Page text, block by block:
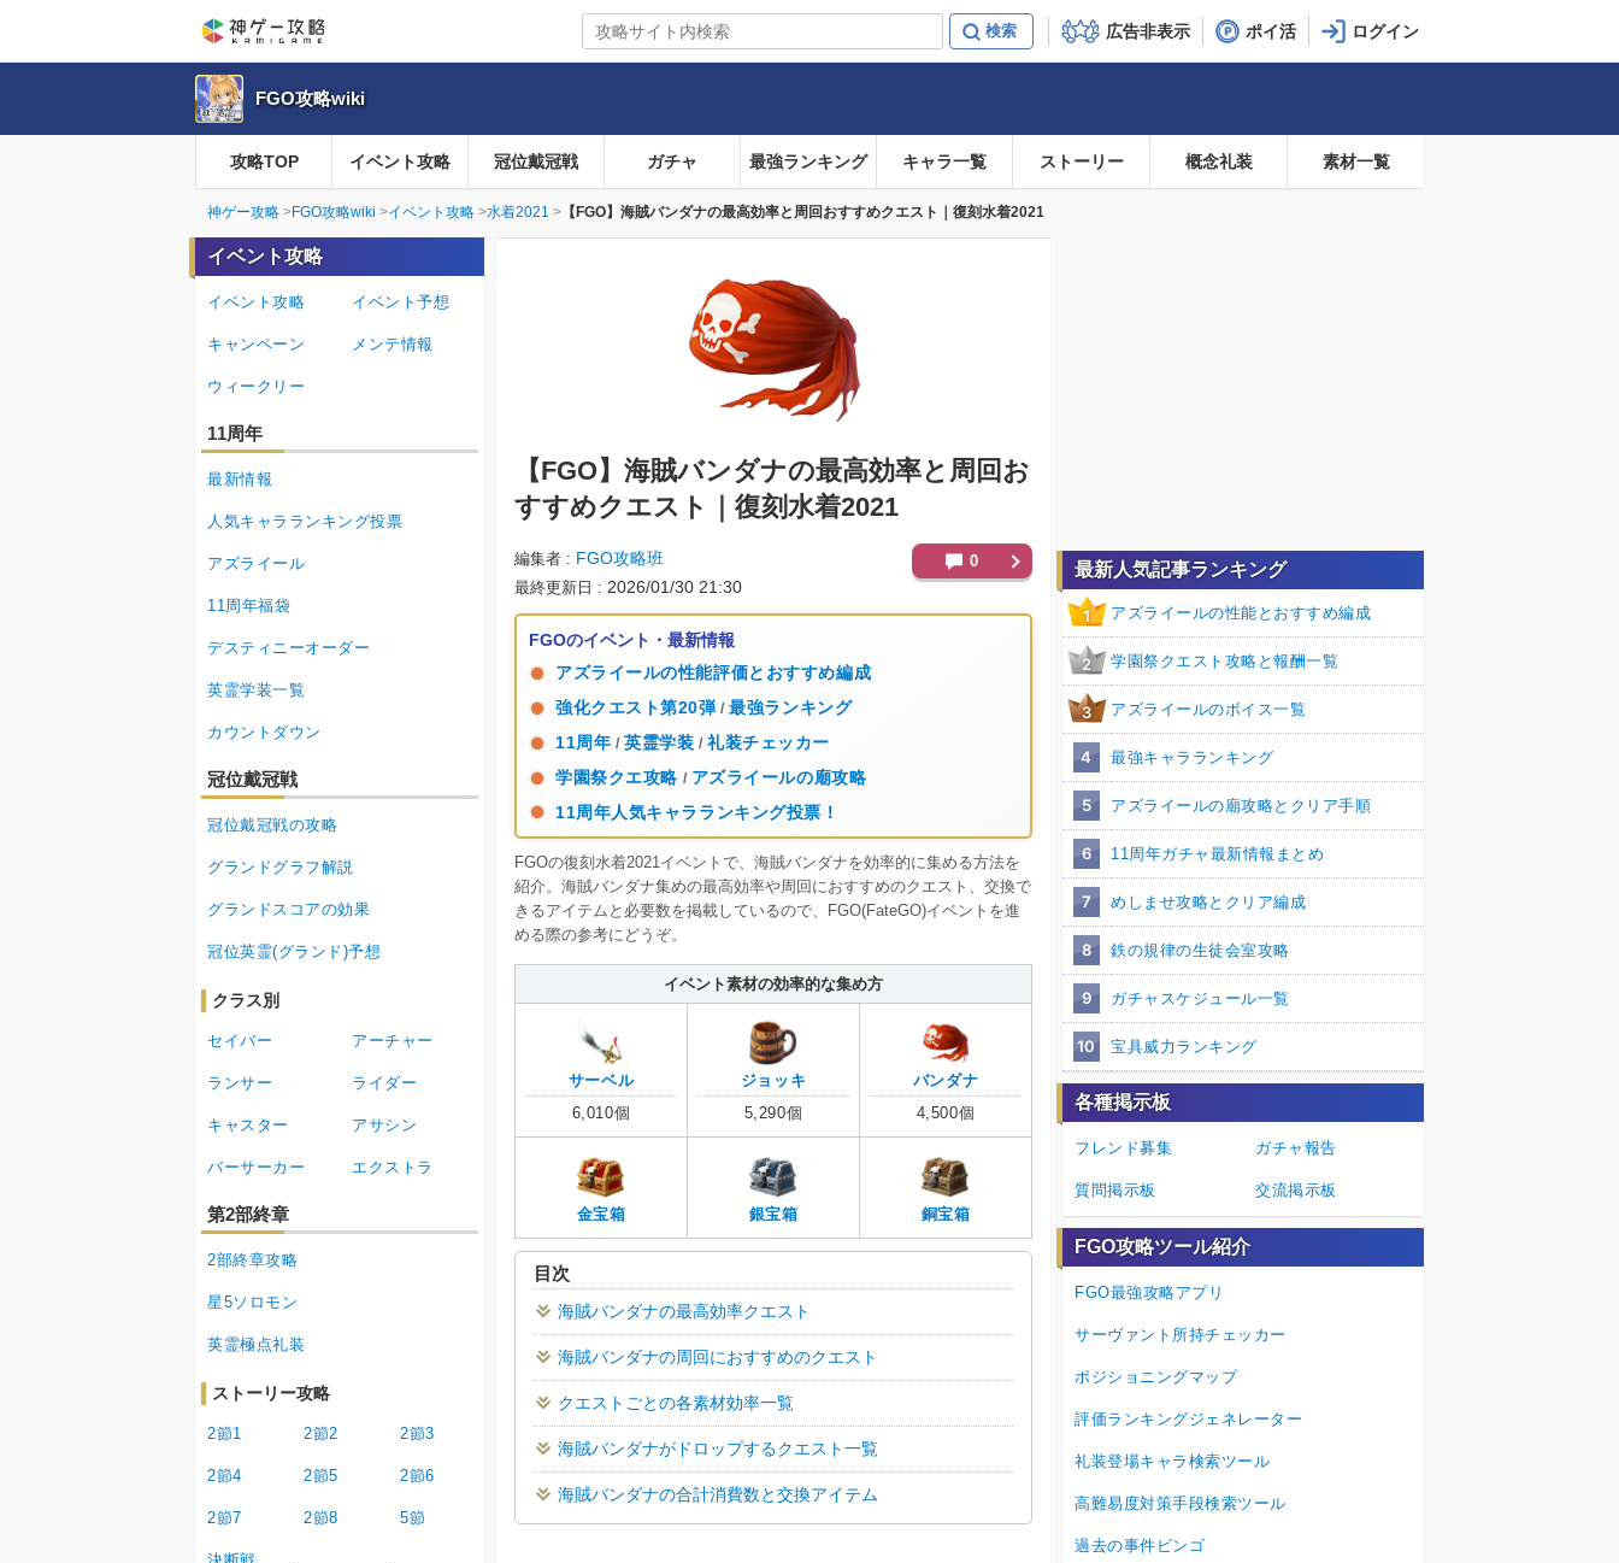
広告非表示 ポイ活
FGO攻略wiki
攻略TOP イベント攻略 冠位戴冠戦 ガチャ 最強ランキング キャラ一覧 ストーリー 概念礼装 素材一覧
神ゲー攻略 FGO攻略wiki イベント攻略 水着2021 【FGO】海賊バンダナの最高効率と周回おすすめクエスト｜復刻水着2021
【FGO】 海賊バンダナの最高効率と周回お
すすめクエスト｜復刻水着2021
編集者 FGO攻略班
最終更新日 2026/01/30 21:30
0
FGOのイベント・最新情報
アズライールの性能評価とおすすめ編成
強化クエスト第20弾 / 最強ランキング
11周年 / 英霊学装 / 礼装チェッカー
学園祭クエ攻略 / アズライールの廟攻略
11周年人気キャラランキング投票！
FGOの復刻水着2021イベントで、海賊バンダナを効率的に集める方法を
紹介。海賊バンダナ集めの最高効率や周回におすすめのクエスト、交換で
きるアイテムと必要数を掲載しているので、FGO(FateGO)イベントを進
める際の参考にどうぞ。
イベント素材の効率的な集め方
サーベル
6,010個
ジョッキ
5,290個
バンダナ
4,500個
金宝箱 銀宝箱 銅宝箱
目次
海賊バンダナの最高効率クエスト
海賊バンダナの周回におすすめのクエスト
クエストごとの各素材効率一覧
海賊バンダナがドロップするクエスト一覧
海賊バンダナの合計消費数と交換アイテム
最新人気記事ランキング
1 アズライールの性能とおすすめ編成
2 学園祭クエスト攻略と報酬一覧
3 アズライールのボイス一覧
4 最強キャラランキング
5 アズライールの廟攻略とクリア手順
6 11周年ガチャ最新情報まとめ
7 めしませ攻略とクリア編成
8 鉄の規律の生徒会室攻略
9 ガチャスケジュール一覧
10 宝具威力ランキング
各種掲示板
フレンド募集 ガチャ報告
質問掲示板 交流掲示板
FGO攻略ツール紹介
FGO最強攻略アプリ
サーヴァント所持チェッカー
ポジショニングマップ
評価ランキングジェネレーター
礼装登場キャラ検索ツール
高難易度対策手段検索ツール
過去の事件ビンゴ
イベント攻略
イベント攻略 イベント予想
キャンペーン メンテ情報
ウィークリー
11周年
最新情報
人気キャラランキング投票
アズライール
11周年福袋
デスティニーオーダー
英霊学装一覧
カウントダウン
冠位戴冠戦
冠位戴冠戦の攻略
グランドグラフ解説
グランドスコアの効果
冠位英霊(グランド)予想
クラス別
セイバー アーチャー
ランサー ライダー
キャスター アサシン
バーサーカー エクストラ
第2部終章
2部終章攻略
星5ソロモン
英霊極点礼装
ストーリー攻略
2節1 2節2 2節3
2節4 2節5 2節6
2節7 2節8 5節